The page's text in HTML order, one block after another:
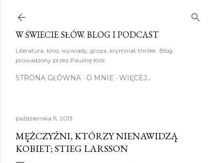
W ŚWIECIE SŁÓW. BLOG I PODCAST
Literatura, kino, wywiady, groza, kryminał, thriller. Blog
prowadzony przez Paulinę Król.
STRONA GŁÓWNA O MNIE WIĘCEJ…
października 11, 2013
MĘŻCZYŹNI, KTÓRZY NIENAWIDZĄ
KOBIET; STIEG LARSSON